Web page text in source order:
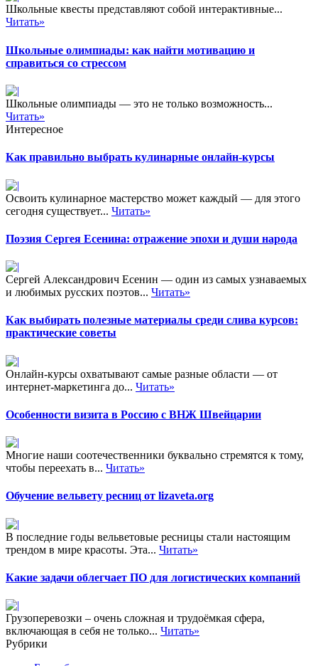
Школьные квесты представляют собой интерактивные...
Читать»
Школьные олимпиады: как найти мотивацию и
справиться со стрессом
Школьные олимпиады — это не только возможность...
Читать»
Интересное
Как правильно выбрать кулинарные онлайн-курсы
Освоить кулинарное мастерство может каждый — для этого
сегодня существует... Читать»
Поэзия Сергея Есенина: отражение эпохи и души народа
Сергей Александрович Есенин — один из самых узнаваемых
и любимых русских поэтов... Читать»
Как выбирать полезные материалы среди слива курсов:
практические советы
Онлайн-курсы охватывают самые разные области — от
интернет-маркетинга до... Читать»
Особенности визита в Россию с ВНЖ Швейцарии
Многие наши соотечественники буквально стремятся к тому,
чтобы переехать в... Читать»
Обучение вельвету ресниц от lizaveta.org
В последние годы вельветовые ресницы стали настоящим
трендом в мире красоты. Эта... Читать»
Какие задачи облегчает ПО для логистических компаний
Грузоперевозки – очень сложная и трудоёмкая сфера,
включающая в себя не только... Читать»
Рубрики